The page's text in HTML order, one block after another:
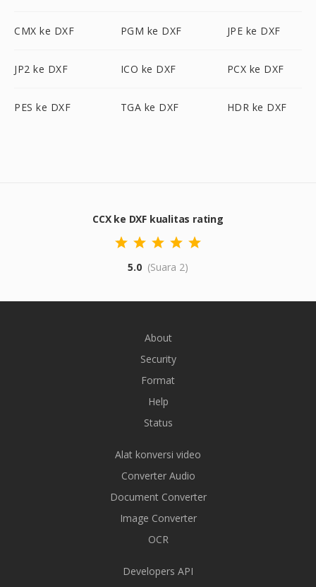
CMX ke DXF PGM ke DXF JPE ke DXF
JP2 ke DXF ICO ke DXF PCX ke DXF
PES ke DXF TGA ke DXF HDR ke DXF
CCX ke DXF kualitas rating
5.0 (Suara 2)
About
Security
Format
Help
Status
Alat konversi video
Converter Audio
Document Converter
Image Converter
OCR
Developers API